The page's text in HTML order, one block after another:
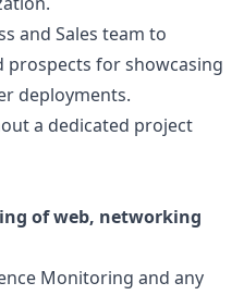
and Sales team to
prospects for showcasing
deployments.
a dedicated project
of web, networking
Monitoring and any